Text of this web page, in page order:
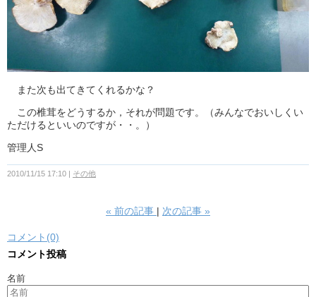
また次も出てきてくれるかな？
この椎茸をどうするか，それが問題です。（みんなでおいしくい
ただけるといいのですが・・。）
管理人S
2010/11/15 17:10 その他
« 前の記事 次の記事 »
コメント(0)
コメント投稿
名前